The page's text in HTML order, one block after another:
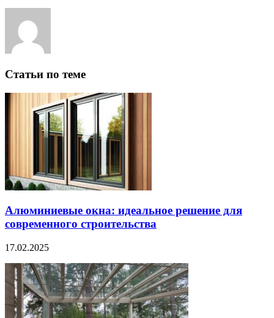
Статьи по теме
Алюминиевые окна: идеальное решение для
современного строительства
17.02.2025